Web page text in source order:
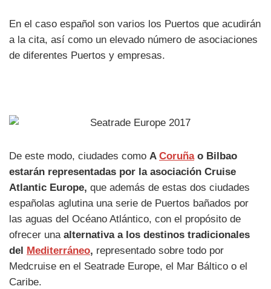
En el caso español son varios los Puertos que acudirán
a la cita, así como un elevado número de asociaciones
de diferentes Puertos y empresas.
De este modo, ciudades como A Coruñao Bilbao
estarán representadas por la asociación Cruise
Atlantic Europe, que además de estas dos ciudades
españolas aglutina una serie de Puertos bañados por
las aguas del Océano Atlántico, con el propósito de
ofrecer una alternativa a los destinos tradicionales
del
Mediterráneo, representado sobre todo por
Medcruise en el Seatrade Europe, el Mar Báltico o el
Caribe.